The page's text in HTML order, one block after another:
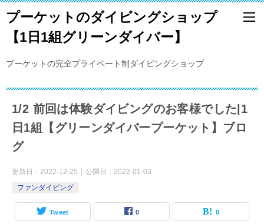
プーケットのダイビングショップ
【1日1組グリーンダイバー】
プーケットの完全プライベート制ダイビングショップ
1/2 前回は体験ダイビングのお客様でした|1
日1組【グリーンダイバープーケット】ブロ
グ
更新日： 2022-12-25 公開日： 2022-01-03
ファンダイビング
Tweet 0 0